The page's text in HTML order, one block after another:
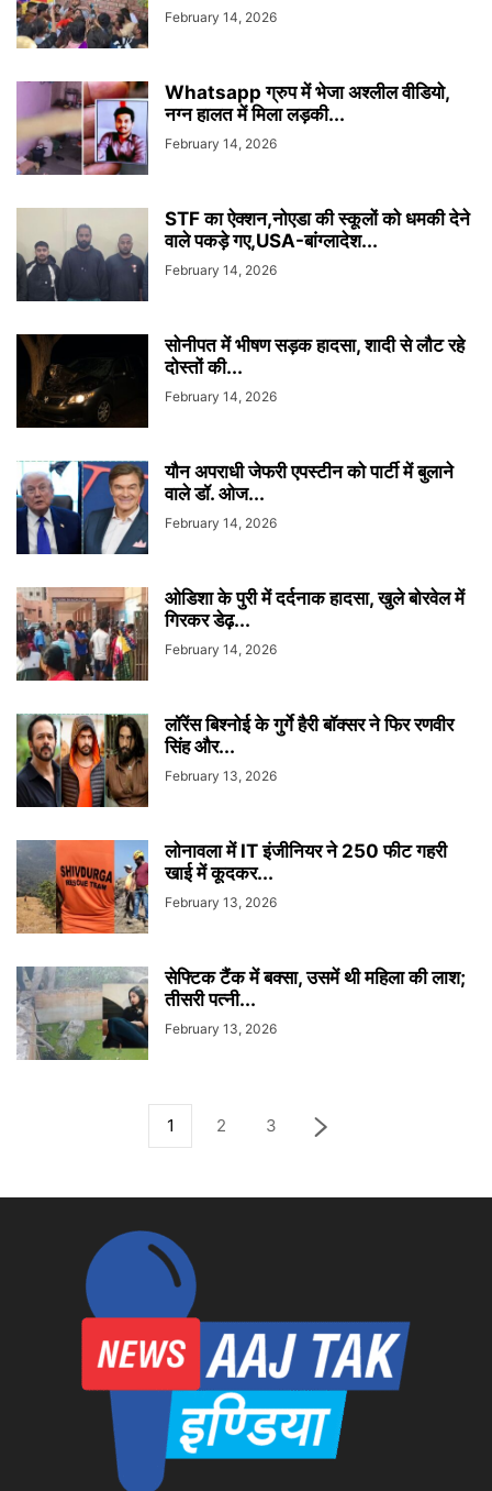
February 14, 2026
Whatsapp ग्रुप में भेजा अश्लील वीडियो,
नग्न हालत में मिला लड़की...
February 14, 2026
STF का ऐक्शन,नोएडा की स्कूलों को धमकी देने
वाले पकड़े गए,USA-बांग्लादेश...
February 14, 2026
सोनीपत में भीषण सड़क हादसा, शादी से लौट रहे
दोस्तों की...
February 14, 2026
यौन अपराधी जेफरी एपस्टीन को पार्टी में बुलाने
वाले डॉ. ओज...
February 14, 2026
ओडिशा के पुरी में दर्दनाक हादसा, खुले बोरवेल में
गिरकर डेढ़...
February 14, 2026
लॉरेंस बिश्नोई के गुर्गे हैरी बॉक्सर ने फिर रणवीर
सिंह और...
February 13, 2026
लोनावला में IT इंजीनियर ने 250 फीट गहरी
खाई में कूदकर...
February 13, 2026
सेफ्टिक टैंक में बक्सा, उसमें थी महिला की लाश;
तीसरी पत्नी...
February 13, 2026
1 2 3